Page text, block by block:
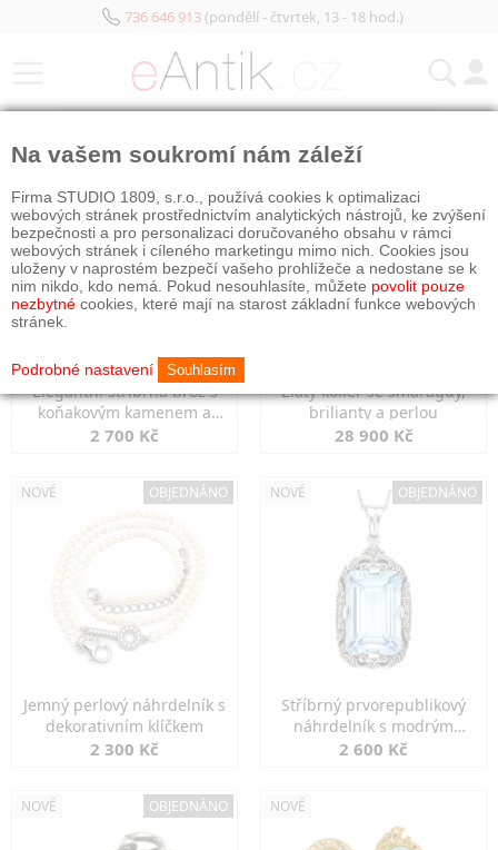
736 646 913(pondělí - čtvrtek, 13 - 18 hod.)
Elegantní stříbrná brož s
koňakovým kamenem a
markazity
2 700 Kč
Zlatý kolier se smaragdy,
brilianty a perlou
28 900 Kč
NOVÉ OBJEDNÁNO
Jemný perlový náhrdelník s
dekorativním klíčkem
2 300 Kč
NOVÉ OBJEDNÁNO
Stříbrný prvorepublikový
náhrdelník s modrým
spinelem
2 600 Kč
NOVÉ OBJEDNÁNO NOVÉ
Na vašem soukromí nám záleží
Firma STUDIO 1809, s.r.o., používá cookies k optimalizaci
webových stránek prostřednictvím analytických nástrojů, ke zvýšení
bezpečnosti a pro personalizaci doručovaného obsahu v rámci
webových stránek i cíleného marketingu mimo nich. Cookies jsou
uloženy v naprostém bezpečí vašeho prohlížeče a nedostane se k
nim nikdo, kdo nemá. Pokud nesouhlasíte, můžete povolit pouze
nezbytné cookies, které mají na starost základní funkce webových
stránek.
Podrobné nastavení Souhlasím